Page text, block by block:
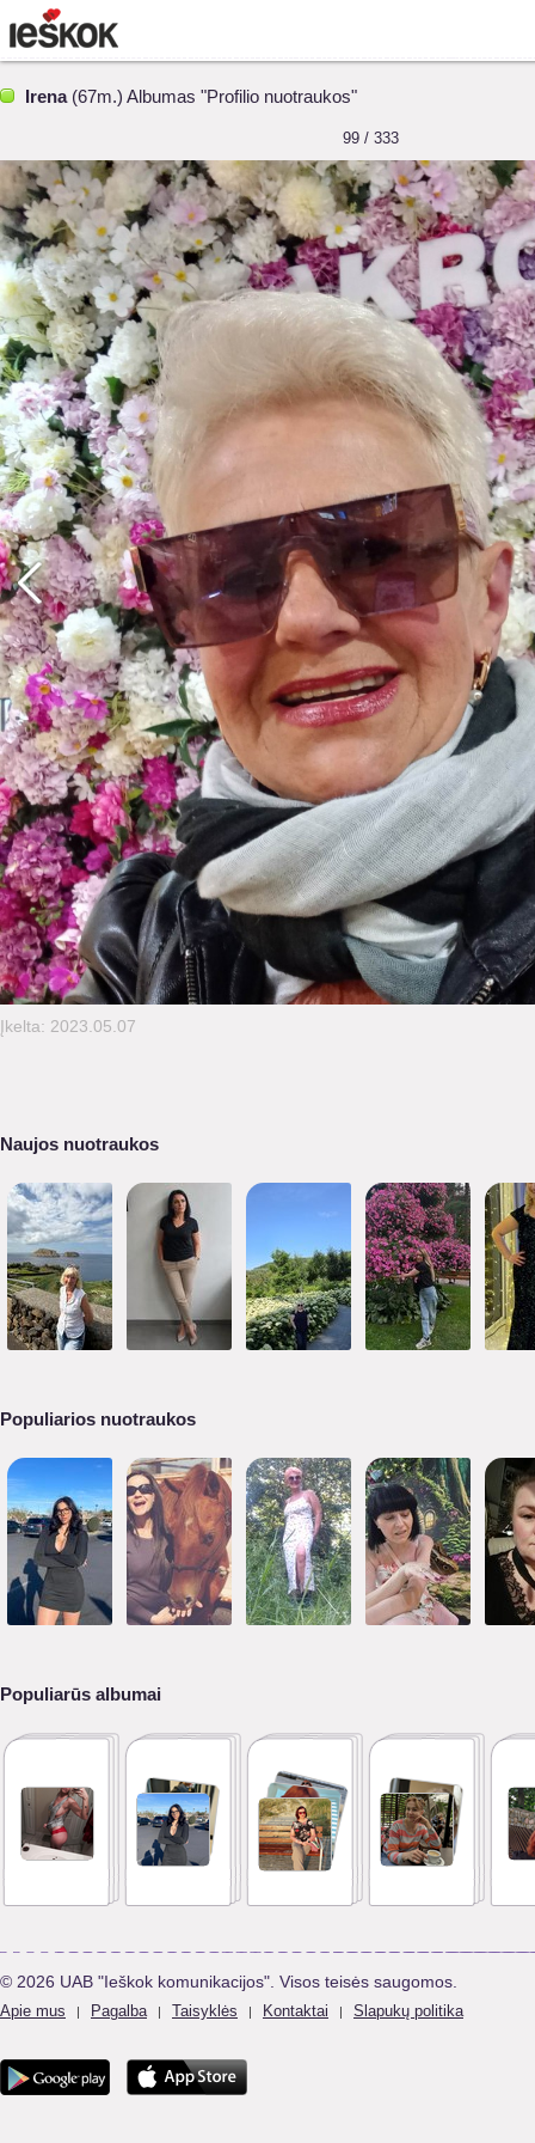
Irena(67m.) Albumas "Profilio nuotraukos"
99 / 333
Įkelta: 2023.05.07
Naujos nuotraukos
Populiarios nuotraukos
Populiarūs albumai
© 2026 UAB "Ieškok komunikacijos". Visos teisės saugomos.
Apie mus | Pagalba | Taisyklės | Kontaktai | Slapukų politika